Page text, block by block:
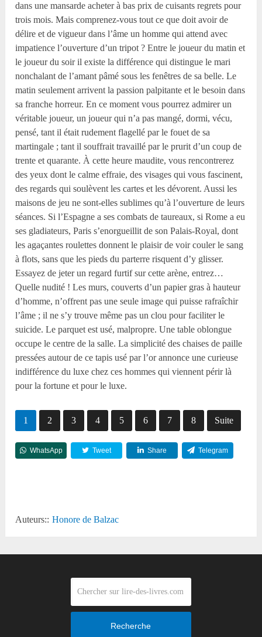
dans une mansarde acheter à bas prix de cuisants regrets pour
trois mois. Mais comprenez-vous tout ce que doit avoir de
délire et de vigueur dans l’âme un homme qui attend avec
impatience l’ouverture d’un tripot ? Entre le joueur du matin et
le joueur du soir il existe la différence qui distingue le mari
nonchalant de l’amant pâmé sous les fenêtres de sa belle. Le
matin seulement arrivent la passion palpitante et le besoin dans
sa franche horreur. En ce moment vous pourrez admirer un
véritable joueur, un joueur qui n’a pas mangé, dormi, vécu,
pensé, tant il était rudement flagellé par le fouet de sa
martingale ; tant il souffrait travaillé par le prurit d’un coup de
trente et quarante. À cette heure maudite, vous rencontrerez
des yeux dont le calme effraie, des visages qui vous fascinent,
des regards qui soulèvent les cartes et les dévorent. Aussi les
maisons de jeu ne sont-elles sublimes qu’à l’ouverture de leurs
séances. Si l’Espagne a ses combats de taureaux, si Rome a eu
ses gladiateurs, Paris s’enorgueillit de son Palais-Royal, dont
les agaçantes roulettes donnent le plaisir de voir couler le sang
à flots, sans que les pieds du parterre risquent d’y glisser.
Essayez de jeter un regard furtif sur cette arène, entrez…
Quelle nudité ! Les murs, couverts d’un papier gras à hauteur
d’homme, n’offrent pas une seule image qui puisse rafraîchir
l’âme ; il ne s’y trouve même pas un clou pour faciliter le
suicide. Le parquet est usé, malpropre. Une table oblongue
occupe le centre de la salle. La simplicité des chaises de paille
pressées autour de ce tapis usé par l’or annonce une curieuse
indifférence du luxe chez ces hommes qui viennent périr là
pour la fortune et pour le luxe.
1 2 3 4 5 6 7 8 Suite
WhatsApp Tweet Share Telegram
Auteurs:: Honore de Balzac
Recherche